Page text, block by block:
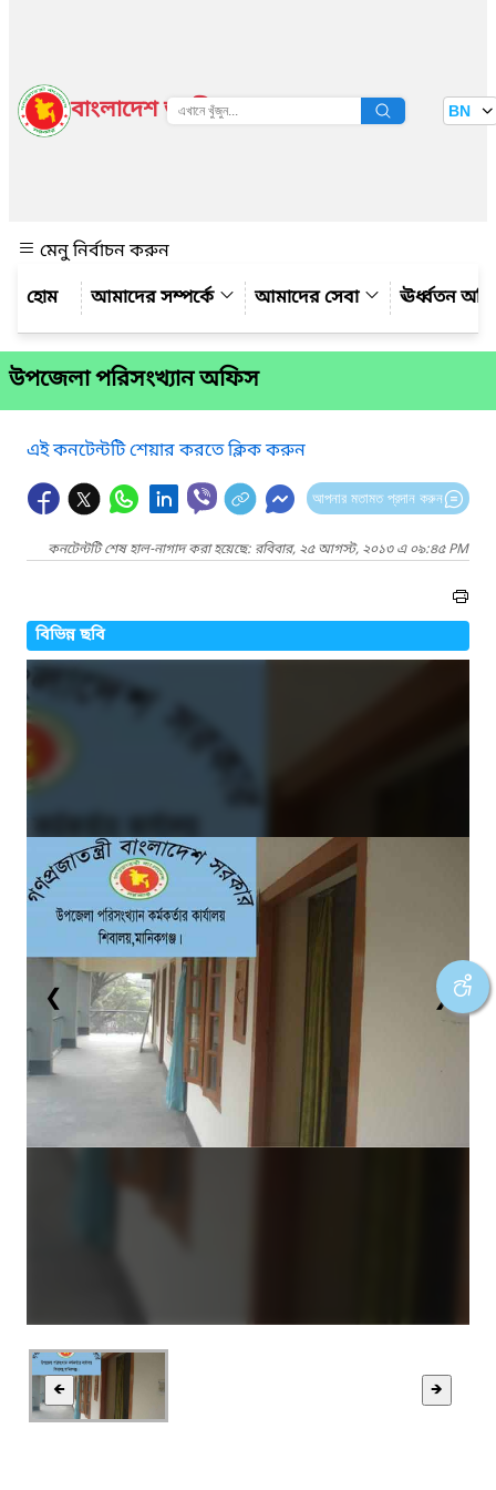
বাংলাদেশ জাতীয় তথ্য বাতায়ন BN
মেনু নির্বাচন করুন
আমাদের সম্পর্কে
আমাদের সেবা ঊর্ধ্বতন
উপজেলা পরিসংখ্যান অফিস
এই কনটেন্টটি শেয়ার করতে ক্লিক করুন
আপনার মতামত প্রদান করুন
কনটেন্টটি শেষ হাল-নাগাদ করা হয়েছে: রবিবার, ২৫ আগস্ট, ২০১৩ এ ০৯:৪৫ PM
বিভিন্ন ছবি
❮ ❯
🡸 🡺